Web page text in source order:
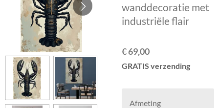
wanddecoratie met
industriële flair
€ 69,00
GRATIS verzending
Afmeting